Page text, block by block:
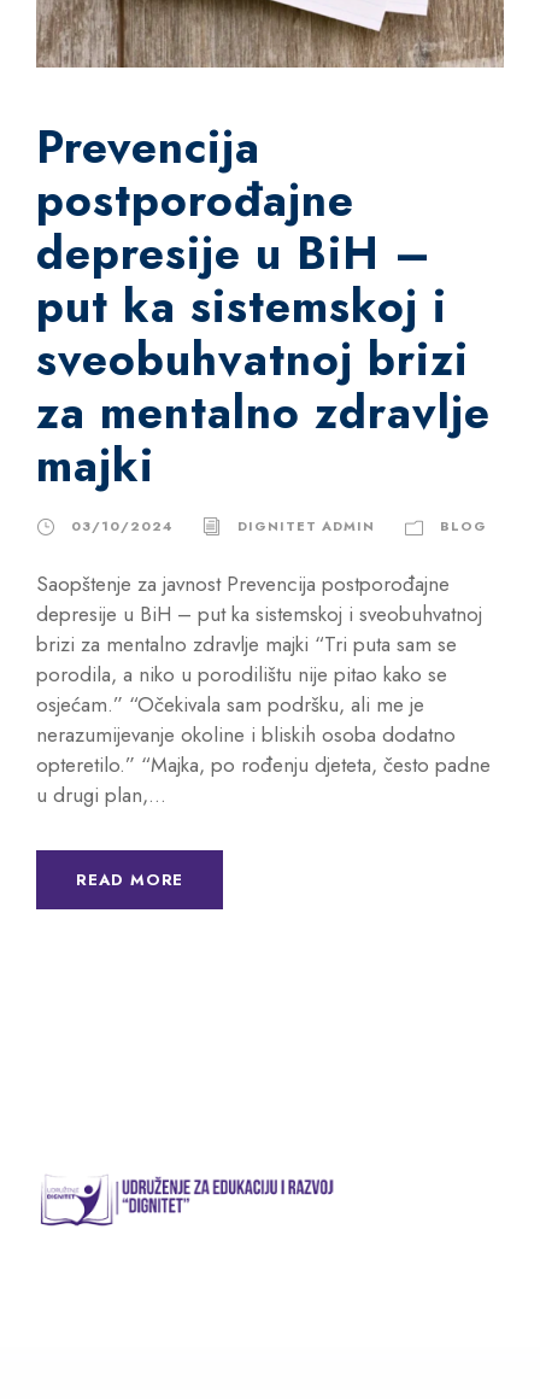
Prevencija
postporođajne
depresije u BiH –
put ka sistemskoj i
sveobuhvatnoj brizi
za mentalno zdravlje
majki
03/10/2024 DIGNITET ADMIN BLOG
Saopštenje za javnost Prevencija postporođajne
depresije u BiH – put ka sistemskoj i sveobuhvatnoj
brizi za mentalno zdravlje majki “Tri puta sam se
porodila, a niko u porodilištu nije pitao kako se
osjećam.” “Očekivala sam podršku, ali me je
nerazumijevanje okoline i bliskih osoba dodatno
opteretilo.” “Majka, po rođenju djeteta, često padne
u drugi plan,...
READ MORE